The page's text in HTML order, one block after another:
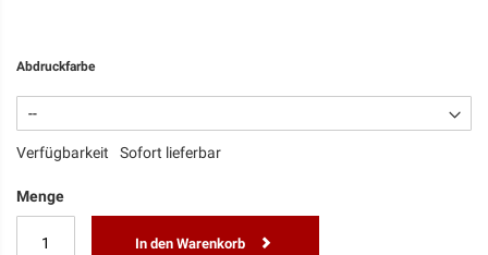
Abdruckfarbe
Verfügbarkeit Sofort lieferbar
Menge
In den Warenkorb